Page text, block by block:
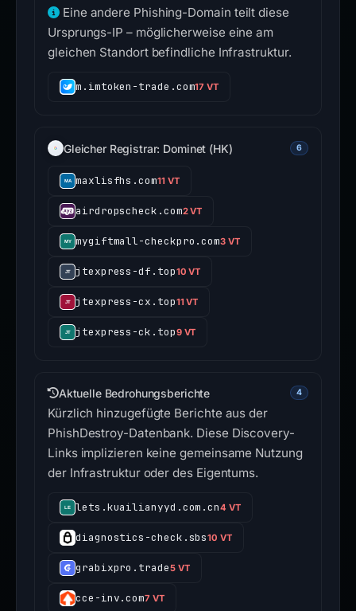
Eine andere Phishing-Domain teilt diese
Ursprungs-IP – möglicherweise eine am
gleichen Standort befindliche Infrastruktur.
m.imtoken-trade.com17 VT
Gleicher Registrar: Dominet (HK) 6
maxlisfhs.com11 VT
airdropscheck.com2 VT
mygiftmall-checkpro.com3 VT
jtexpress-df.top10 VT
jtexpress-cx.top11 VT
jtexpress-ck.top9 VT
Aktuelle Bedrohungsberichte 4
Kürzlich hinzugefügte Berichte aus der
PhishDestroy-Datenbank. Diese Discovery-
Links implizieren keine gemeinsame Nutzung
der Infrastruktur oder des Eigentums.
lets.kuailianyyd.com.cn4 VT
diagnostics-check.sbs10 VT
grabixpro.trade5 VT
cce-inv.com7 VT